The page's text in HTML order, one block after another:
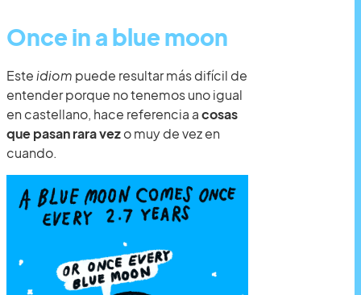
Once in a blue moon
Esteidiom puede resultar más difícil de
entender porque no tenemos uno igual
en castellano, hace referencia acosas
que pasan rara vezo muy de vez en
cuando.